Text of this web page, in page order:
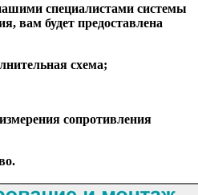
специалистами системы
вам будет предоставлена
схема;
сопротивления